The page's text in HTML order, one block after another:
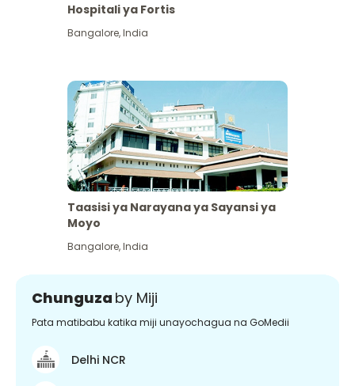
Hospitali ya Fortis
Bangalore,India
Taasisi ya Narayana ya Sayansi ya
Moyo
Bangalore,India
Chunguza by Miji
Pata matibabu katika miji unayochagua na GoMedii
Delhi NCR